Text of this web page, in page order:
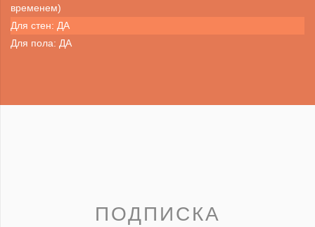
временем)
Для стен: ДА
Для пола: ДА
ПОДПИСКА